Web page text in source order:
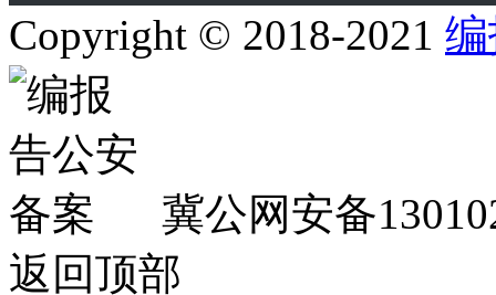
Copyright © 2018-2021
冀公网安备
返回顶部